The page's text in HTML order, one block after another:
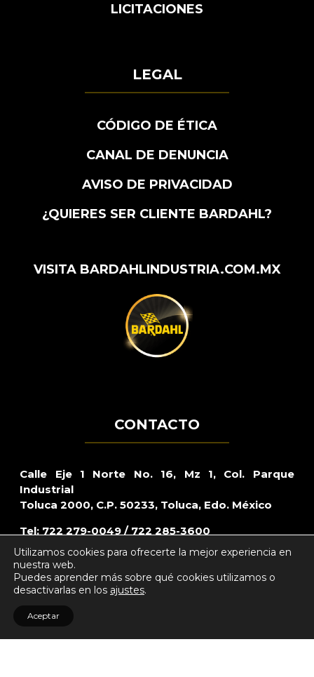
LICITACIONES
LEGAL
CÓDIGO DE ÉTICA
CANAL DE DENUNCIA
AVISO DE PRIVACIDAD
¿QUIERES SER CLIENTE BARDAHL?
VISITA BARDAHLINDUSTRIA.COM.MX
CONTACTO
Calle Eje 1 Norte No. 16, Mz 1, Col. Parque
Industrial
Toluca 2000, C.P. 50233, Toluca, Edo. México
Tel: 722 279-0049 / 722 285-3600
Lada sin costo: 800 – CARRAZO (2277296)
Mail:webmaster@bardahl.com.mx
Utilizamos cookies para ofrecerte la mejor experiencia en
nuestra web.
Puedes aprender más sobre qué cookies utilizamos o
desactivarlas en los ajustes.
Aceptar